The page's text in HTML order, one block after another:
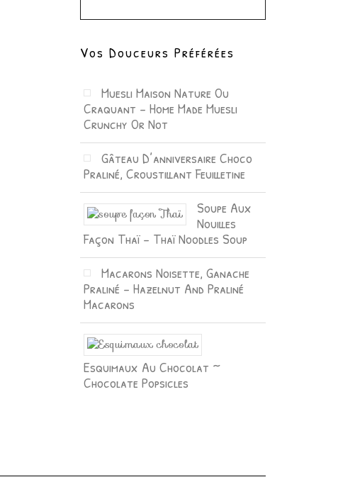
Vos Douceurs Préférées
Muesli Maison Nature Ou
Craquant – Home Made Muesli
Crunchy Or Not
Gâteau D’anniversaire Choco
Praliné, Croustillant Feuilletine
Soupe Aux
Nouilles
Façon Thaï – Thaï Noodles Soup
Macarons Noisette, Ganache
Praliné – Hazelnut And Praliné
Macarons
Esquimaux Au Chocolat ~
Chocolate Popsicles